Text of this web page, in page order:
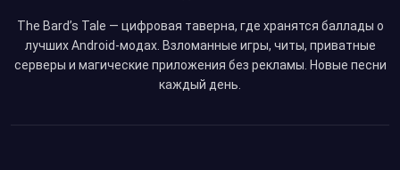
The Bard’s Tale — цифровая таверна, где хранятся баллады о
лучших Android-модах. Взломанные игры, читы, приватные
серверы и магические приложения без рекламы. Новые песни
каждый день.